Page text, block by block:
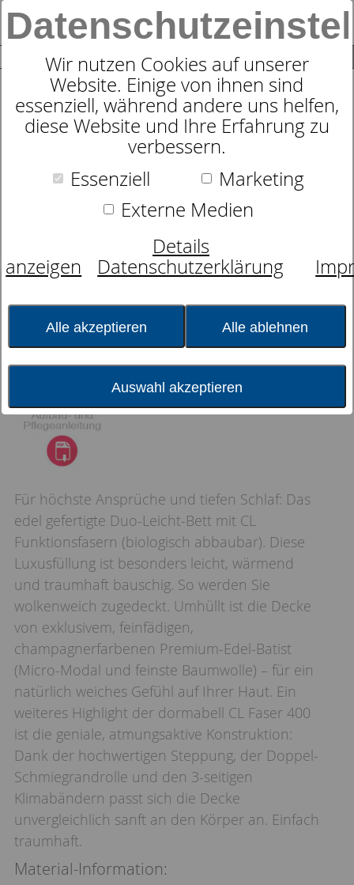
Wir nutzen Cookies auf unserer
Website. Einige von ihnen sind
essenziell, während andere uns helfen,
diese Website und Ihre Erfahrung zu
verbessern.
Essenziell
Marketing
Externe Medien
Details
anzeigen
Datenschutzerklärung
Alle akzeptieren Alle ablehnen
Auswahl akzeptieren
0
Zudecke
dormabell CL Faser 400
Für höchste Ansprüche und tiefen Schlaf: Das
edel gefertigte Duo-Leicht-Bett mit CL
Funktionsfasern (biologisch abbaubar). Diese
Luxusfüllung ist besonders leicht, wärmend
und traumhaft bauschig. So werden Sie
wolkenweich zugedeckt. Umhüllt ist die Decke
von exklusivem, feinfädigen,
champagnerfarbenen Premium-Edel-Batist
(Micro-Modal und feinste Baumwolle) – für ein
natürlich weiches Gefühl auf Ihrer Haut. Ein
weiteres Highlight der dormabell CL Faser 400
ist die geniale, atmungsaktive Konstruktion:
Dank der hochwertigen Steppung, der Doppel-
Schmiegrandrolle und den 3-seitigen
Klimabändern passt sich die Decke
unvergleichlich sanft an den Körper an. Einfach
traumhaft.
Material-Information: